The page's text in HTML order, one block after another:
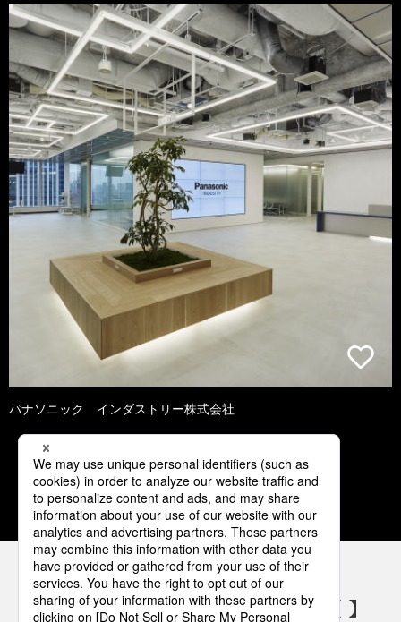
パナソニック インダストリー株式会社
1 2 3 4 5
パナソニックの電気設備 SNSアカウント